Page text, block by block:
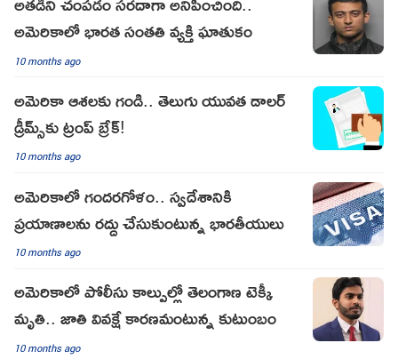
అమెరికాలో భారత సంతతి వ్యక్తి ఘాతుకం
10 months ago
అమెరికా ఆశలకు గండి.. తెలుగు యువత డాలర్
డ్రీమ్స్‌కు ట్రంప్ బ్రేక్!
10 months ago
అమెరికాలో గందరగోళం.. స్వదేశానికి
ప్రయాణాలను రద్దు చేసుకుంటున్న భారతీయులు
10 months ago
అమెరికాలో పోలీసు కాల్పుల్లో తెలంగాణ టెక్కీ
మృతి.. జాతి వివక్షే కారణమంటున్న కుటుంబం
10 months ago